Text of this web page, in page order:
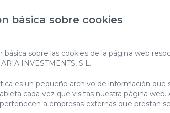
y agradables paseos junto al
tranquilo con fácil acceso a las
básica sobre cookies
sobre las cookies de la página web
INVESTMENTS, S.L.
es un pequeño archivo de información que
cada vez que visitas nuestra página web.
a empresas externas que prestan